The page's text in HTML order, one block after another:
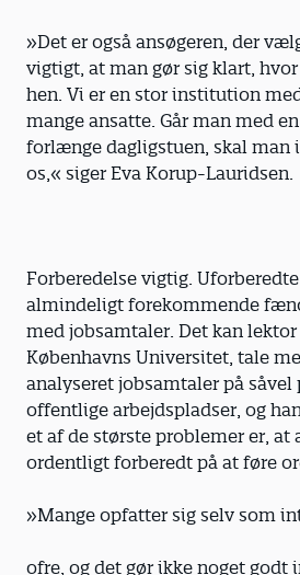
»Det er også ansøgeren, der
vigtigt, at man gør sig klart,
hen. Vi er en stor institution
mange ansatte. Går man med
forlænge dagligstuen, skal man
os,« siger Eva Korup-Lauridsen.
Forberedelse vigtig.
almindeligt forekommende
med jobsamtaler. Det kan lektor
Københavns Universitet, tale
analyseret jobsamtaler på såvel
offentlige arbejdspladser, og
et af de største problemer er, at
ordentligt forberedt på at føre
»Mange opfatter sig selv som
ofre, og det gør ikke noget godt